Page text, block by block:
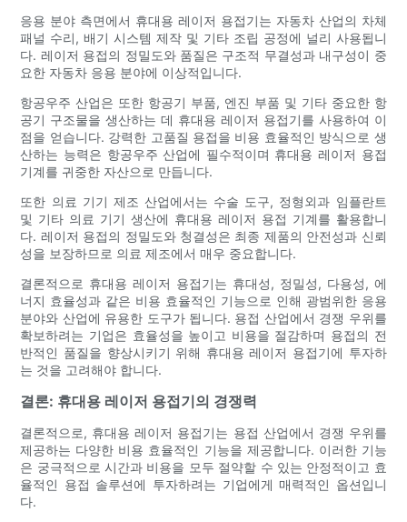
응용 분야 측면에서 휴대용 레이저 용접기는 자동차 산업의 차체
패널 수리, 배기 시스템 제작 및 기타 조립 공정에 널리 사용됩니
다. 레이저 용접의 정밀도와 품질은 구조적 무결성과 내구성이 중
요한 자동차 응용 분야에 이상적입니다.
항공우주 산업은 또한 항공기 부품, 엔진 부품 및 기타 중요한 항
공기 구조물을 생산하는 데 휴대용 레이저 용접기를 사용하여 이
점을 얻습니다. 강력한 고품질 용접을 비용 효율적인 방식으로 생
산하는 능력은 항공우주 산업에 필수적이며 휴대용 레이저 용접
기계를 귀중한 자산으로 만듭니다.
또한 의료 기기 제조 산업에서는 수술 도구, 정형외과 임플란트
및 기타 의료 기기 생산에 휴대용 레이저 용접 기계를 활용합니
다. 레이저 용접의 정밀도와 청결성은 최종 제품의 안전성과 신뢰
성을 보장하므로 의료 제조에서 매우 중요합니다.
결론적으로 휴대용 레이저 용접기는 휴대성, 정밀성, 다용성, 에
너지 효율성과 같은 비용 효율적인 기능으로 인해 광범위한 응용
분야와 산업에 유용한 도구가 됩니다. 용접 산업에서 경쟁 우위를
확보하려는 기업은 효율성을 높이고 비용을 절감하며 용접의 전
반적인 품질을 향상시키기 위해 휴대용 레이저 용접기에 투자하
는 것을 고려해야 합니다.
결론: 휴대용 레이저 용접기의 경쟁력
결론적으로, 휴대용 레이저 용접기는 용접 산업에서 경쟁 우위를
제공하는 다양한 비용 효율적인 기능을 제공합니다. 이러한 기능
은 궁극적으로 시간과 비용을 모두 절약할 수 있는 안정적이고 효
율적인 용접 솔루션에 투자하려는 기업에게 매력적인 옵션입니
다.